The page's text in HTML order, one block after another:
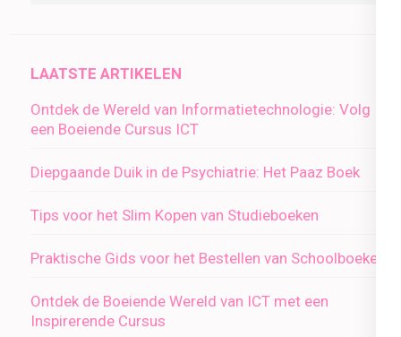
LAATSTE ARTIKELEN
Ontdek de Wereld van Informatietechnologie: Volg
een Boeiende Cursus ICT
Diepgaande Duik in de Psychiatrie: Het Paaz Boek
Tips voor het Slim Kopen van Studieboeken
Praktische Gids voor het Bestellen van Schoolboeken
Ontdek de Boeiende Wereld van ICT met een
Inspirerende Cursus